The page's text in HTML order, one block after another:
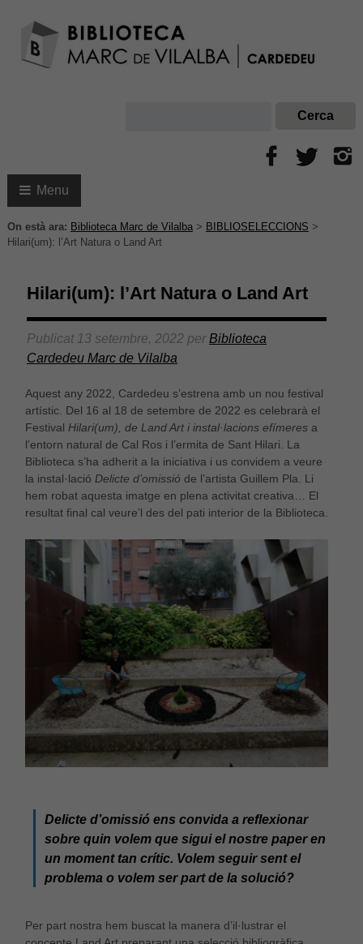
Menu
On està ara: Biblioteca Marc de Vilalba> BIBLIOSELECCIONS >
Hilari(um): l’Art Natura o Land Art
Hilari(um): l’Art Natura o Land Art
Publicat 13 setembre, 2022perBiblioteca
Cardedeu Marc de Vilalba
Aquest any 2022, Cardedeu s’estrena amb un nou festival
artístic. Del 16 al 18 de setembre de 2022 es celebrarà el
Festival Hilari(um), de Land Art i instal·lacions efímeresa
l’entorn natural de Cal Ros i l’ermita de Sant Hilari. La
Biblioteca s’ha adherit a la iniciativa i us convidem a veure
la instal·lació Delicte d’omissióde l’artista Guillem Pla. Li
hem robat aquesta imatge en plena activitat creativa… El
resultat final cal veure’l des del pati interior de la Biblioteca.
Delicte d’omissió ens convida a reflexionar
sobre quin volem que sigui el nostre paper en
un moment tan crític. Volem seguir sent el
problema o volem ser part de la solució?
Per part nostra hem buscat la manera d’il·lustrar el